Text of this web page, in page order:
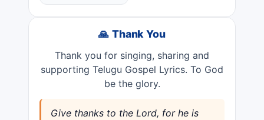
🙏 Thank You
Thank you for singing, sharing and
supporting Telugu Gospel Lyrics. To God
be the glory.
Give thanks to the Lord, for he is